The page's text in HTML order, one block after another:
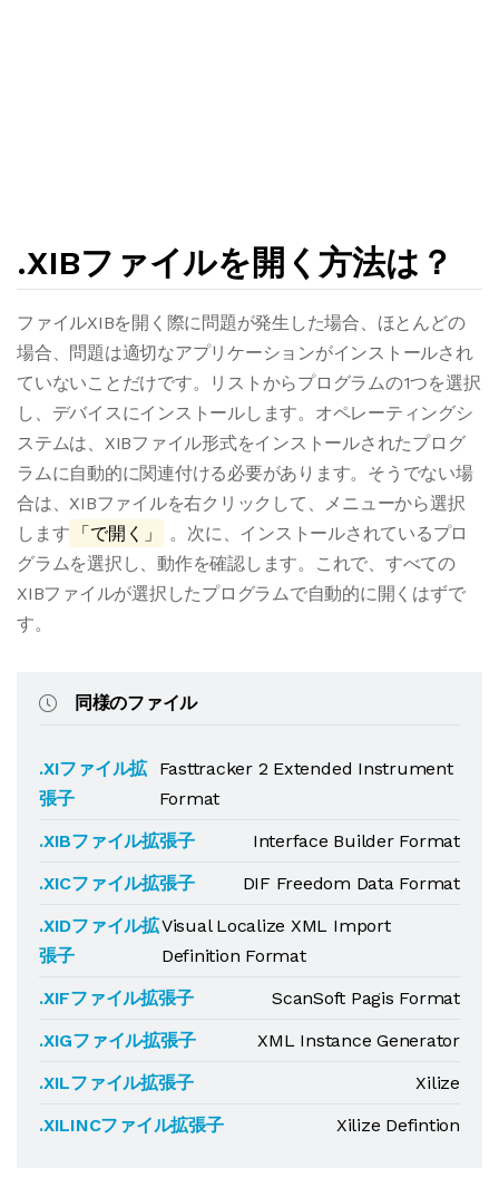
.XIBファイルを開く方法は？
ファイルXIBを開く際に問題が発生した場合、ほとんどの
場合、問題は適切なアプリケーションがインストールされ
ていないことだけです。リストからプログラムの1つを選択
し、デバイスにインストールします。オペレーティングシ
ステムは、XIBファイル形式をインストールされたプログ
ラムに自動的に関連付ける必要があります。そうでない場
合は、XIBファイルを右クリックして、メニューから選択
します
「で開く」
。次に、インストールされているプロ
グラムを選択し、動作を確認します。これで、すべての
XIBファイルが選択したプログラムで自動的に開くはずで
す。
同様のファイル
.XIファイル拡
張子
Fasttracker 2 Extended Instrument
Format
.XIBファイル拡張子
Interface Builder Format
.XICファイル拡張子
DIF Freedom Data Format
.XIDファイル拡
張子
Visual Localize XML Import
Definition Format
.XIFファイル拡張子
ScanSoft Pagis Format
.XIGファイル拡張子
XML Instance Generator
.XILファイル拡張子
Xilize
.XILINCファイル拡張子
Xilize Defintion